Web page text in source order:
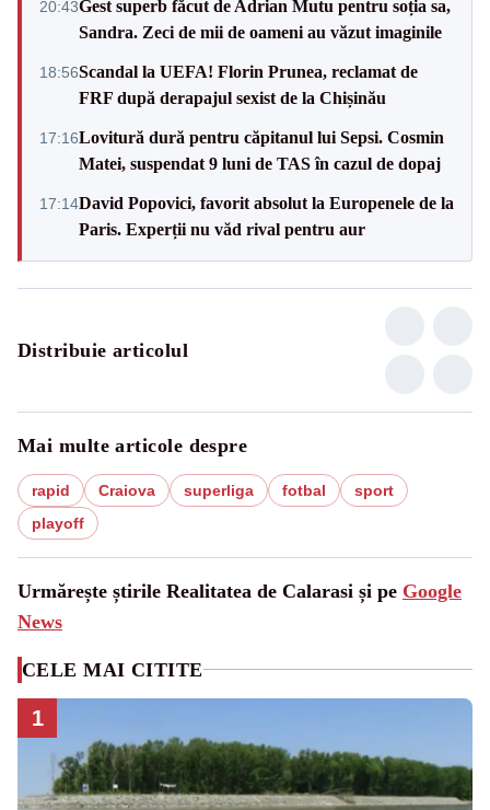
20:43Gest superb făcut de Adrian Mutu pentru soția sa,
Sandra. Zeci de mii de oameni au văzut imaginile
18:56Scandal la UEFA! Florin Prunea, reclamat de
FRF după derapajul sexist de la Chișinău
17:16Lovitură dură pentru căpitanul lui Sepsi. Cosmin
Matei, suspendat 9 luni de TAS în cazul de dopaj
17:14David Popovici, favorit absolut la Europenele de la
Paris. Experții nu văd rival pentru aur
Distribuie articolul
Mai multe articole despre
rapid Craiova superliga fotbal
sport
playoff
Urmărește știrile Realitatea de Calarasi și pe Google
News
CELE MAI CITITE
1